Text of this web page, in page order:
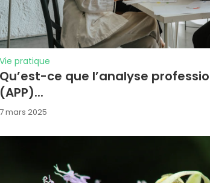
Vie pratique
Qu’est-ce que l’analyse
(APP)...
7 mars 2025